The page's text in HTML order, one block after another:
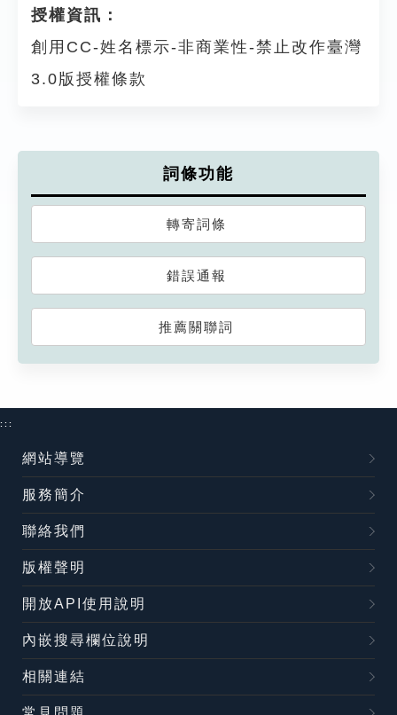
授權資訊：
創用CC-姓名標示-非商業性-禁止改作臺灣
3.0版授權條款
詞條功能
轉寄詞條
錯誤通報
推薦關聯詞
:::
網站導覽
服務簡介
聯絡我們
版權聲明
開放API使用說明
內嵌搜尋欄位說明
相關連結